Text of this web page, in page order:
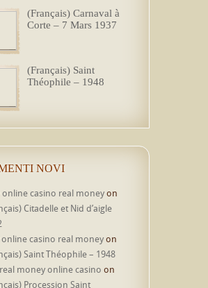
(Français) Carnaval à
Corte – 7 Mars 1937
(Français) Saint
Théophile – 1948
NOVI
online casino real moneyon
Citadelle et Nid d’aigle
online casino real moneyon
Saint Théophile – 1948
money online casino on
Procession Saint